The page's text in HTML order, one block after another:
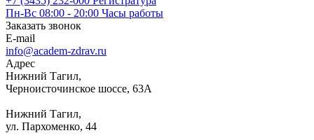
Пн-Вс 08:00 - 20:00 Часы работы
Заказать звонок
E-mail
info@academ-zdrav.ru
Адрес
Нижний Тагил,
Черноисточинское шоссе, 63А
Нижний Тагил,
ул. Пархоменко, 44